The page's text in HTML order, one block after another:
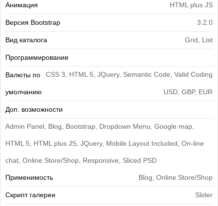
Анимация HTML plus JS
Версия Bootstrap 3.2.0
Вид каталога Grid, List
Программирование
CSS 3, HTML 5, JQuery, Semantic Code, Valid Coding
Валюты по
умолчанию USD, GBP, EUR
Доп. возможности
Admin Panel, Blog, Bootstrap, Dropdown Menu, Google map,
HTML 5, HTML plus JS, JQuery, Mobile Layout Included, On-line
chat, Online Store/Shop, Responsive, Sliced PSD
Применимость Blog, Online Store/Shop
Скрипт галереи Slider